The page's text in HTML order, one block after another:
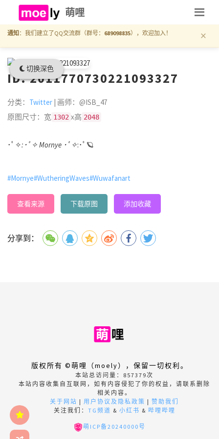
切换深色
萌哩
通知 ：我们建立了QQ交流群（群号： 689098835），欢迎加入！ ×
ID: 2011770730221093327
分类： Twitter | 画师：@ISB_47
原图尺寸：宽 1302 x高 2048
･ﾟ✧:･ﾟ✧ Mornye ･ﾟ✧:･ﾟ🪐
#Mornye#WutheringWaves#Wuwafanart
查看来源 下载原图 添加收藏
分享到：
版权所有 ©萌哩（moely），保留一切权利。
本站总访问量： 857379次
本站内容收集自互联网，如有内容侵犯了你的权益，请联系删除
相关内容。
关于网站 | 用户协议及隐私政策 | 赞助我们
关注我们： TG频道 & 小红书 & 哔哩哔哩
萌ICP备20240000号